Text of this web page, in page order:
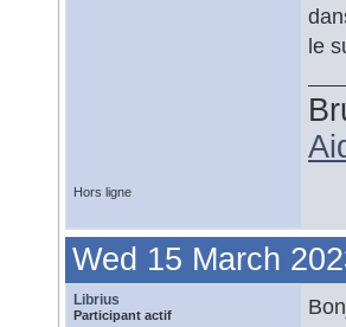
le
Hors ligne
Wed 15 March
Librius
Participant actif